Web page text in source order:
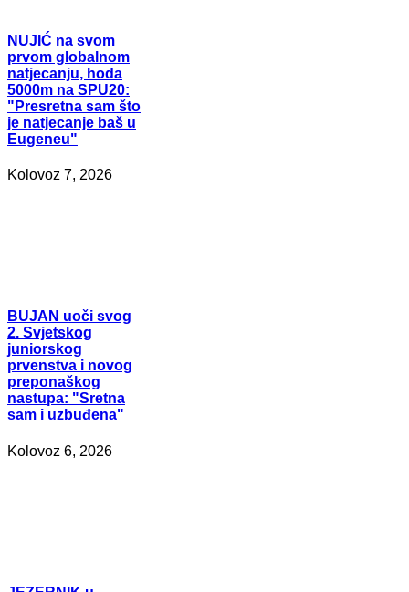
NUJIĆ na svom
prvom globalnom
natjecanju, hoda
5000m na SPU20:
"Presretna sam što
je natjecanje baš u
Eugeneu"
Kolovoz 7, 2026
BUJAN uoči svog
2. Svjetskog
juniorskog
prvenstva i novog
preponaškog
nastupa: "Sretna
sam i uzbuđena"
Kolovoz 6, 2026